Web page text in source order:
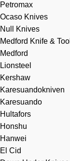
Petromax
Ocaso Knives
Null Knives
Medford Knife & Tool
Medford
Lionsteel
Kershaw
Karesuandokniven
Karesuando
Hultafors
Honshu
Hanwei
El Cid